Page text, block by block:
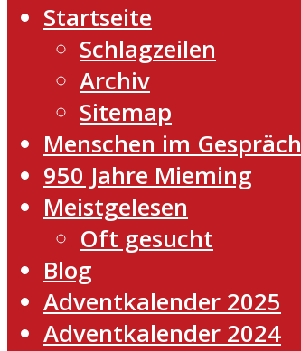
Startseite
Schlagzeilen
Archiv
Sitemap
Menschen im Gespräch
950 Jahre Mieming
Meistgelesen
Oft gesucht
Blog
Adventkalender 2025
Adventkalender 2024